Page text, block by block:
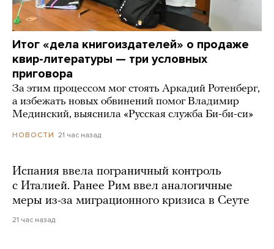
Итог «дела книгоиздателей» о продаже
квир-литературы — три условных
приговора
За этим процессом мог стоять Аркадий Ротенберг,
а избежать новых обвинений помог Владимир
Мединский, выяснила «Русская служба Би-би-си»
НОВОСТИ 21 час назад
Испания ввела пограничный контроль
с Италией. Ранее Рим ввел аналогичные
меры из-за миграционного кризиса в Сеуте
21 час назад